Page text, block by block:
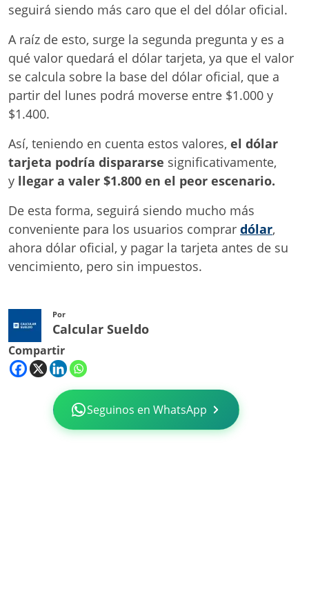
seguirá siendo más caro que el del dólar oficial.
A raíz de esto, surge la segunda pregunta y es a
qué valor quedará el dólar tarjeta, ya que el valor
se calcula sobre la base del dólar oficial, que a
partir del lunes podrá moverse entre $1.000 y
$1.400.
Así, teniendo en cuenta estos valores, el dólar
tarjeta podría dispararse significativamente,
y llegar a valer $1.800 en el peor escenario.
De esta forma, seguirá siendo mucho más
conveniente para los usuarios comprar dólar,
ahora dólar oficial, y pagar la tarjeta antes de su
vencimiento, pero sin impuestos.
Por
Calcular Sueldo
Compartir
Seguinos en WhatsApp